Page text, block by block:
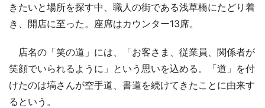
きたいと場所を探す中、職人の街である浅草橋にたどり着
き、開店に至った。座席はカウンター13席。
店名の「笑の道」には、「お客さま、従業員、関係者が
笑顔でいられるように」という思いを込める。「道」を付
けたのは塙さんが空手道、書道を続けてきたことに由来す
るという。